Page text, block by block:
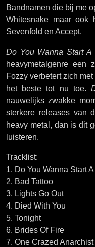
Bandnamen die bij me
Whitesnake maar ook
Sevenfold en Accept.
Do You Wanna Start A
heavymetalgenre een
Fozzy verbetert zich
het beste tot nu toe.
nauwelijks zwakke
sterkere releases van
heavy metal, dan is dit
luisteren.
Tracklist:
1. Do You Wanna Start
2. Bad Tattoo
3. Lights Go Out
4. Died With You
5. Tonight
6. Brides Of Fire
7. One Crazed Anarchist